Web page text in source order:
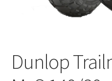
Dunlop